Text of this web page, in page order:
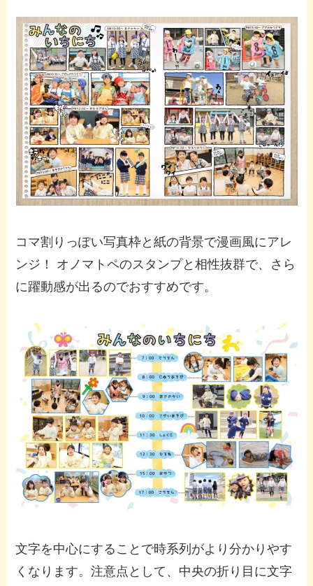
コマ割りっぽい写真枠と紙の背景で漫画風にアレ
ンジ！ オノマトペのスタンプと相性抜群で、さら
に躍動感が出るのでおすすめです。
文字を中心にすることで時系列がより分かりやす
くなります。注意点として、中央の折り目に文字